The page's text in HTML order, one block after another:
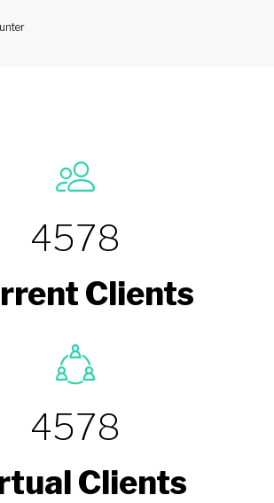
4578
Clients
4578
Clients